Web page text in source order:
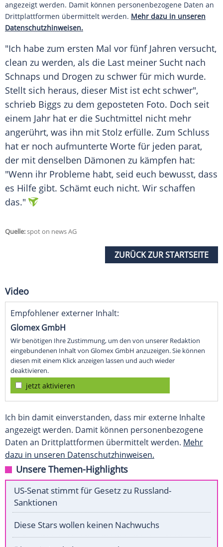
angezeigt werden. Damit können personenbezogene Daten an
Drittplattformen übermittelt werden. Mehr dazu in unseren
Datenschutzhinweisen.
"Ich habe zum ersten Mal vor fünf Jahren versucht,
clean zu werden, als die Last meiner Sucht nach
Schnaps und Drogen zu schwer für mich wurde.
Stellt sich heraus, dieser Mist ist echt schwer",
schrieb Biggs zu dem geposteten Foto. Doch seit
einem Jahr hat er die Suchtmittel nicht mehr
angerührt, was ihn mit Stolz erfülle. Zum Schluss
hat er noch aufmunterte Worte für jeden parat,
der mit denselben Dämonen zu kämpfen hat:
"Wenn ihr Probleme habt, seid euch bewusst, dass
es Hilfe gibt. Schämt euch nicht. Wir schaffen
das."
Quelle:spot on news AG
ZURÜCK ZUR STARTSEITE
Video
Empfohlener externer Inhalt:
Glomex GmbH
Wir benötigen Ihre Zustimmung, um den von unserer Redaktion
eingebundenen Inhalt von Glomex GmbH anzuzeigen. Sie können
diesen mit einem Klick anzeigen lassen und auch wieder
deaktivieren.
jetzt aktivieren
Ich bin damit einverstanden, dass mir externe Inhalte
angezeigt werden. Damit können personenbezogene
Daten an Drittplattformen übermittelt werden. Mehr
dazu in unseren Datenschutzhinweisen.
Unsere Themen-Highlights
US-Senat stimmt für Gesetz zu Russland-
Sanktionen
Diese Stars wollen keinen Nachwuchs